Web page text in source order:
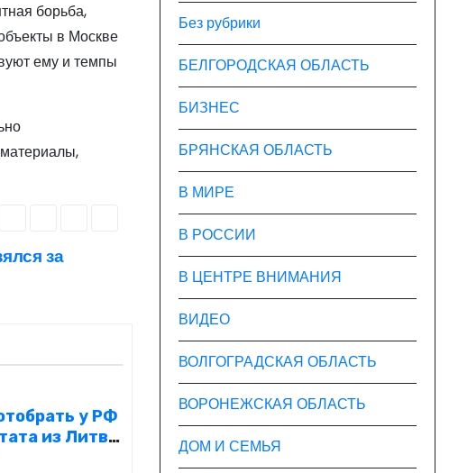
борьба,
в Москве
ему и темпы
за
у РФ
из Литвы
шпротом
Без рубрики
БЕЛГОРОДСКАЯ ОБЛАСТЬ
БИЗНЕС
БРЯНСКАЯ ОБЛАСТЬ
В МИРЕ
В РОССИИ
В ЦЕНТРЕ ВНИМАНИЯ
ВИДЕО
ВОЛГОГРАДСКАЯ ОБЛАСТЬ
ВОРОНЕЖСКАЯ ОБЛАСТЬ
ДОМ И СЕМЬЯ